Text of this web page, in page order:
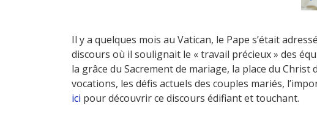
Il y a quelques mois au Vatican, le Pape s’était
discours où il soulignait le « travail précieux » des
la grâce du Sacrement de mariage, la place du
vocations, les défis actuels des couples mariés,
ici pour découvrir ce discours édifiant et touchant.